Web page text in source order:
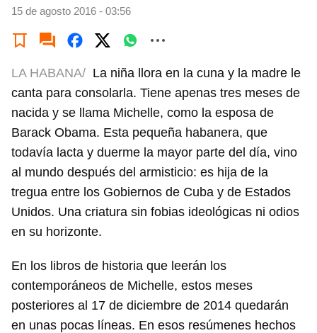
15 de agosto 2016 - 03:56
LA HABANA/ La niña llora en la cuna y la madre le
canta para consolarla. Tiene apenas tres meses de
nacida y se llama Michelle, como la esposa de
Barack Obama. Esta pequeña habanera, que
todavía lacta y duerme la mayor parte del día, vino
al mundo después del armisticio: es hija de la
tregua entre los Gobiernos de Cuba y de Estados
Unidos. Una criatura sin fobias ideológicas ni odios
en su horizonte.
En los libros de historia que leerán los
contemporáneos de Michelle, estos meses
posteriores al 17 de diciembre de 2014 quedarán
en unas pocas líneas. En esos resúmenes hechos